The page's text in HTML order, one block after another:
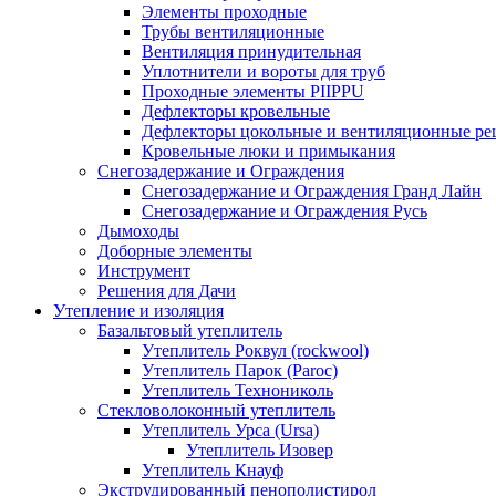
Элементы проходные
Трубы вентиляционные
Вентиляция принудительная
Уплотнители и вороты для труб
Проходные элементы PIIPPU
Дефлекторы кровельные
Дефлекторы цокольные и вентиляционные
Кровельные люки и примыкания
Снегозадержание и Ограждения
Снегозадержание и Ограждения Гранд Лайн
Снегозадержание и Ограждения Русь
Дымоходы
Доборные элементы
Инструмент
Решения для Дачи
Утепление и изоляция
Базальтовый утеплитель
Утеплитель Роквул (rockwool)
Утеплитель Парок (Paroc)
Утеплитель Технониколь
Стекловолоконный утеплитель
Утеплитель Урса (Ursa)
Утеплитель Изовер
Утеплитель Кнауф
Экструдированный пенополистирол